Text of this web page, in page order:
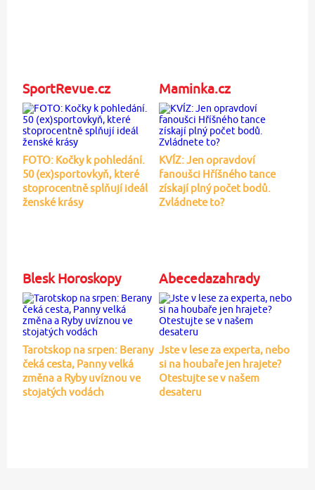
SportRevue.cz
FOTO: Kočky k pohledání.
50 (ex)sportovkyň, které
stoprocentně splňují ideál
ženské krásy
Maminka.cz
KVÍZ: Jen opravdoví
fanoušci Hříšného tance
získají plný počet bodů.
Zvládnete to?
Blesk Horoskopy
Tarotskop na srpen: Berany
čeká cesta, Panny velká
změna a Ryby uvíznou ve
stojatých vodách
Abecedazahrady
Jste v lese za experta, nebo
si na houbaře jen hrajete?
Otestujte se v našem
desateru